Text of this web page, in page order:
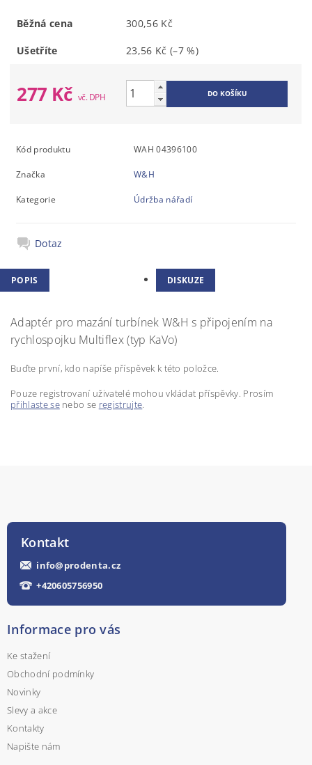
Běžná cena 300,56 Kč
Ušetříte 23,56 Kč (–7 %)
277 Kč
Kód produktu WAH 04396100
Značka W&H
Kategorie Údržba nářadí
Dotaz
POPIS DISKUZE
Adaptér pro mazání turbínek W&H s připojením na
rychlospojku Multiflex (typ KaVo)
Buďte první, kdo napíše příspěvek k této položce.
Pouze registrovaní uživatelé mohou vkládat příspěvky. Prosím
přihlaste senebo se registrujte.
Kontakt
info@prodenta.cz
+420605756950
Informace pro vás
Ke stažení
Obchodní podmínky
Novinky
Slevy a akce
Kontakty
Napište nám